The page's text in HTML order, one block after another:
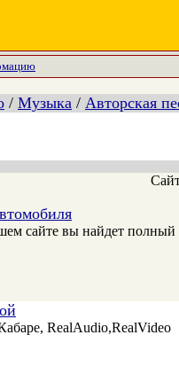
/ Музыка / Авторская
сайте вы найдет полный
RealAudio,RealVideo